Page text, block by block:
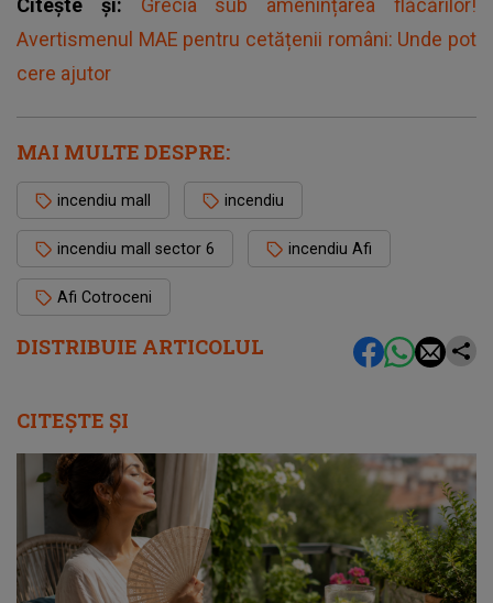
DISTRIBUIE ARTICOLUL
Citește și: Grecia sub amenințarea flăcărilor!
Avertismenul MAE pentru cetățenii români: Unde pot
cere ajutor
MAI MULTE DESPRE:
incendiu mall incendiu
incendiu mall sector 6 incendiu Afi
Afi Cotroceni
CITEȘTE ȘI